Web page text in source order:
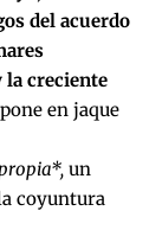
del acuerdo
creciente
en jaque
un
coyuntura